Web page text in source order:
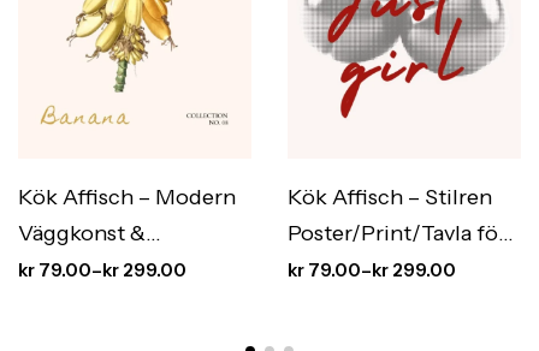
Kök Affisch – Modern
Väggkonst &
Köksinredning med
kr 79.00–kr 299.00
Kök Affisch – Stilren
Poster/Print/Tavla för
Köket | Mat &
kr 79.00–kr 299.00